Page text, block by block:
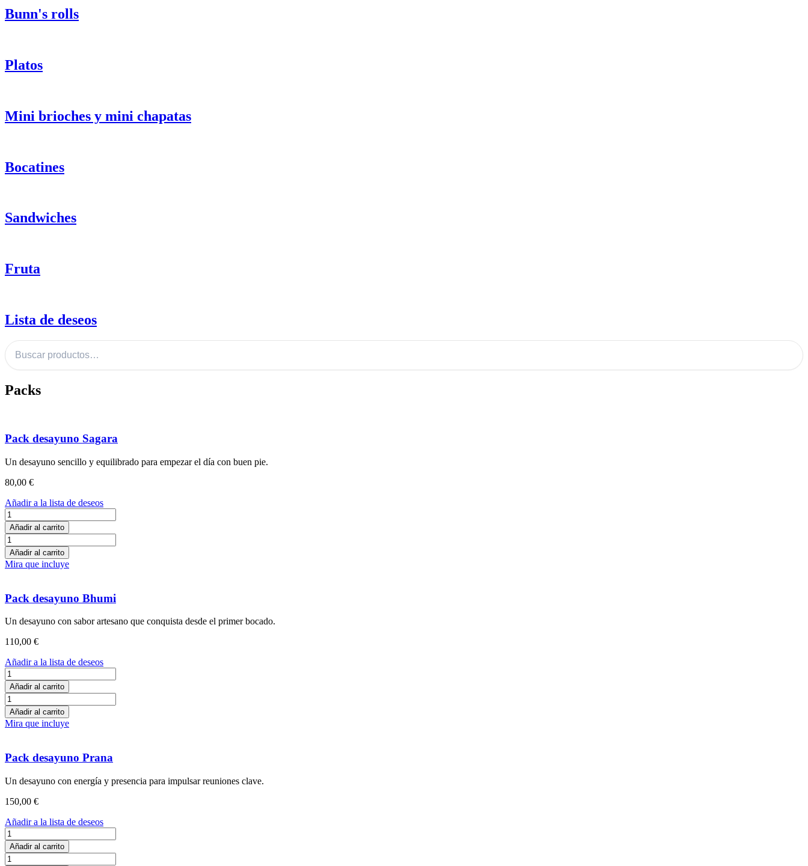
Bunn's rolls
Platos
Mini brioches y mini chapatas
Bocatines
Sandwiches
Fruta
Lista de deseos
Buscar productos
Packs
Pack desayuno Sagara
Un desayuno sencillo y equilibrado para empezar el día con buen pie.
80,00 €
Añadir a la lista de deseos
Pack
desayuno
Sagara
cantidad
Añadir al carrito
Pack
desayuno
Sagara
cantidad
Añadir al carrito
Mira que incluye
Pack desayuno Bhumi
Un desayuno con sabor artesano que conquista desde el primer bocado.
110,00 €
Añadir a la lista de deseos
Pack
desayuno
Bhumi
cantidad
Añadir al carrito
Pack
desayuno
Bhumi
cantidad
Añadir al carrito
Mira que incluye
Pack desayuno Prana
Un desayuno con energía y presencia para impulsar reuniones clave.
150,00 €
Añadir a la lista de deseos
Pack
desayuno
Prana
Añadir al carrito
Pack